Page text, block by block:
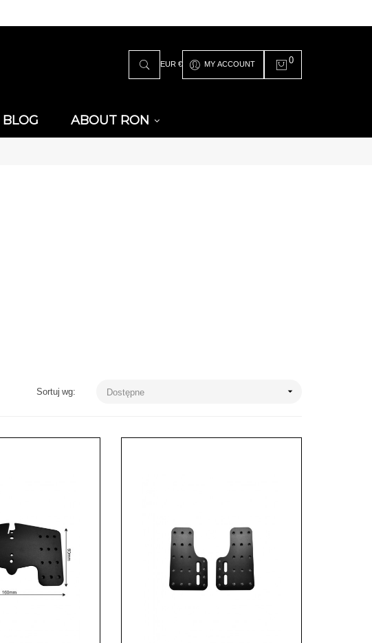
EUR € MY ACCOUNT 0
BLOG ABOUT RON
Sortuj wg: Dostępne 